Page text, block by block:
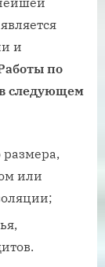
и
по
следующем
или